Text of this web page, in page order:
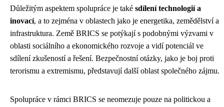
Důležitým aspektem spolupráce je také sdílení technologií a
inovací, a to zejména v oblastech jako je energetika, zemědělství a
infrastruktura. Země BRICS se potýkají s podobnými výzvami v
oblasti sociálního a ekonomického rozvoje a vidí potenciál ve
sdílení zkušeností a řešení. Bezpečnostní otázky, jako je boj proti
terorismu a extremismu, představují další oblast společného zájmu.
Spolupráce v rámci BRICS se neomezuje pouze na politickou a